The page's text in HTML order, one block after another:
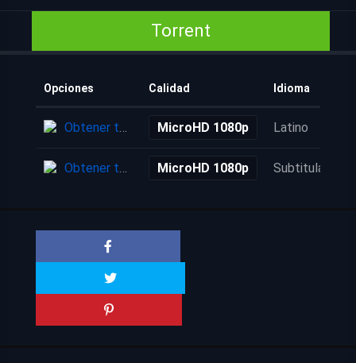
Torrent
Opciones Calidad Idioma
Obtener torrent MicroHD 1080p Latino
Obtener torrent MicroHD 1080p Subtitulada